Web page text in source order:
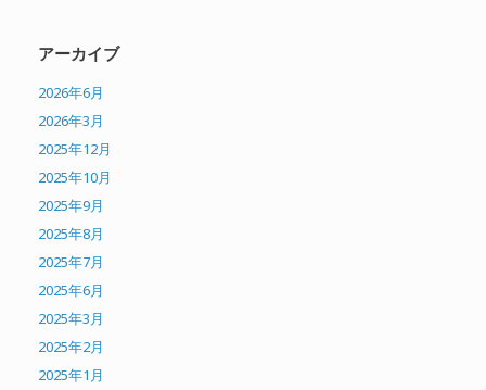
アーカイブ
2026年6月
2026年3月
2025年12月
2025年10月
2025年9月
2025年8月
2025年7月
2025年6月
2025年3月
2025年2月
2025年1月